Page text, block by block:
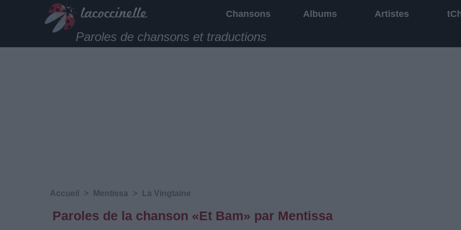
Chansons Albums Artistes
Paroles de chansons et traductions
Accueil > Mentissa > La Vingtaine
Paroles de la chanson «Et Bam» par Mentissa